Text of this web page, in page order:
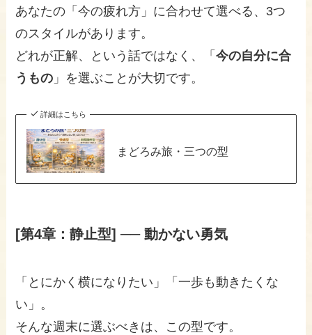
あなたの「今の疲れ方」に合わせて選べる、3つ
のスタイルがあります。
どれが正解、という話ではなく、「今の自分に合
うもの 」を選ぶことが大切です。
詳細はこちら
まどろみ旅・三つの型
[第4章：静止型] ── 動かない勇気
「とにかく横になりたい」「一歩も動きたくな
い」。
そんな週末に選ぶべきは、この型です。